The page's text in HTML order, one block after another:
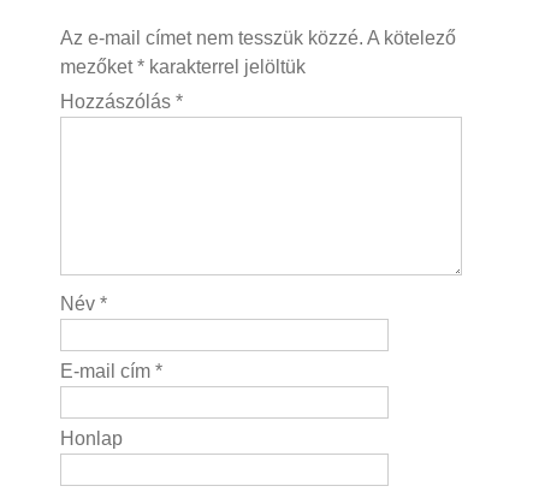
Az e-mail címet nem tesszük közzé. A kötelező
mezőket* karakterrel jelöltük
Hozzászólás *
Név *
E-mail cím *
Honlap